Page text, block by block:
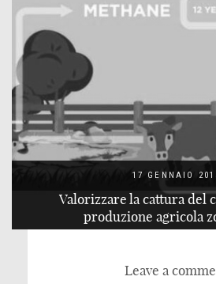
17 GENNAIO
Valorizzare la cattura del
produzione agricola
Leave a